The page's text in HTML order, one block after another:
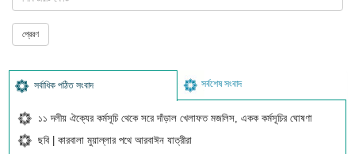
সর্বাধিক পঠিত সংবাদ সর্বশেষ সংবাদ
১১ দলীয় ঐক্যের কর্মসূচি থেকে সরে দাঁড়াল খেলাফত মজলিস, একক কর্মসূচির ঘোষণা
ছবি | কারবালা মুয়াল্লার পথে আরবাঈন যাত্রীরা